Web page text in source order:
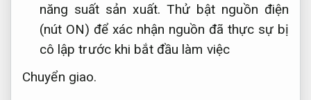
năng suất sản xuất. Thử bật nguồn điện
(nút ON) để xác nhận nguồn đã thực sự bị
cô lập trước khi bắt đầu làm việc
Chuyển giao.